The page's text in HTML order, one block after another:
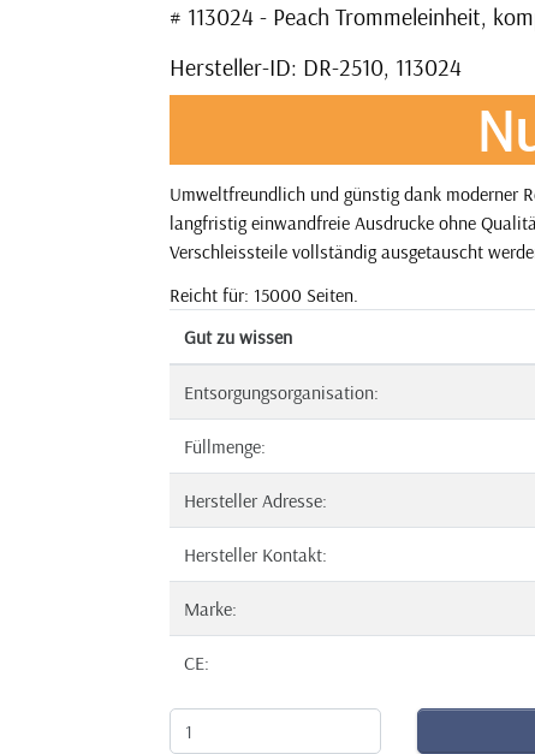
# 113024 - Peach Trommeleinheit,
Hersteller-ID: DR-2510, 113024
Umweltfreundlich und günstig dank moderner
langfristig einwandfreie Ausdrucke ohne
Verschleissteile vollständig ausgetauscht
Reicht für: 15000 Seiten.
Gut zu wissen
Entsorgungsorganisation:
Füllmenge:
Hersteller Adresse:
Hersteller Kontakt:
Marke:
CE: